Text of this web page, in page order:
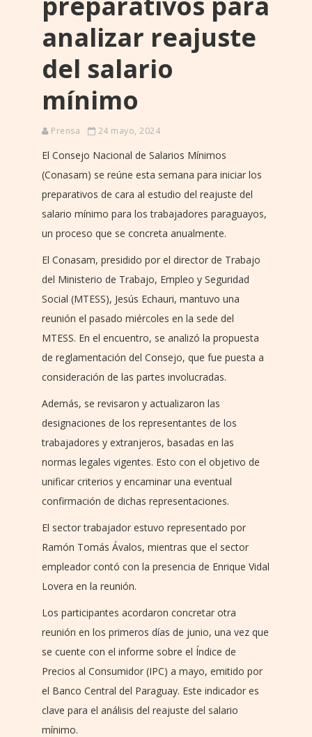
analizar reajuste
del salario
mínimo
Prensa 24 mayo, 2024
El Consejo Nacional de Salarios Mínimos
(Conasam) se reúne esta semana para iniciar los
preparativos de cara al estudio del reajuste del
salario mínimo para los trabajadores paraguayos,
un proceso que se concreta anualmente.
El Conasam, presidido por el director de Trabajo
del Ministerio de Trabajo, Empleo y Seguridad
Social (MTESS), Jesús Echauri, mantuvo una
reunión el pasado miércoles en la sede del
MTESS. En el encuentro, se analizó la propuesta
de reglamentación del Consejo, que fue puesta a
consideración de las partes involucradas.
Además, se revisaron y actualizaron las
designaciones de los representantes de los
trabajadores y extranjeros, basadas en las
normas legales vigentes. Esto con el objetivo de
unificar criterios y encaminar una eventual
confirmación de dichas representaciones.
El sector trabajador estuvo representado por
Ramón Tomás Ávalos, mientras que el sector
empleador contó con la presencia de Enrique Vidal
Lovera en la reunión.
Los participantes acordaron concretar otra
reunión en los primeros días de junio, una vez que
se cuente con el informe sobre el Índice de
Precios al Consumidor (IPC) a mayo, emitido por
el Banco Central del Paraguay. Este indicador es
clave para el análisis del reajuste del salario
mínimo.